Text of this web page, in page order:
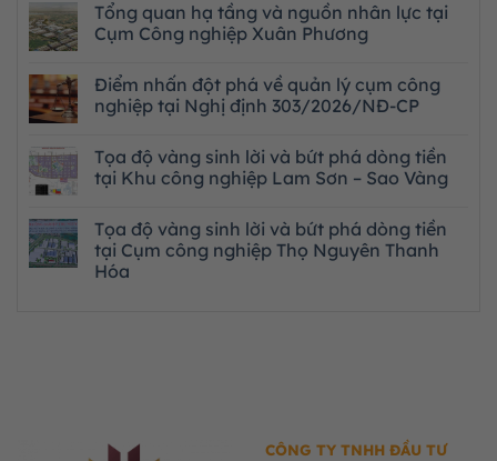
Tổng quan hạ tầng và nguồn nhân lực tại
Cụm Công nghiệp Xuân Phương
Điểm nhấn đột phá về quản lý cụm công
nghiệp tại Nghị định 303/2026/NĐ-CP
Tọa độ vàng sinh lời và bứt phá dòng tiền
tại Khu công nghiệp Lam Sơn – Sao Vàng
Tọa độ vàng sinh lời và bứt phá dòng tiền
tại Cụm công nghiệp Thọ Nguyên Thanh
Hóa
CÔNG TY TNHH ĐẦU TƯ